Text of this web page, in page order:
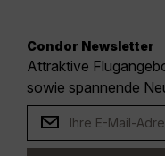
Condor Newsletter
Attraktive
sowie spannende